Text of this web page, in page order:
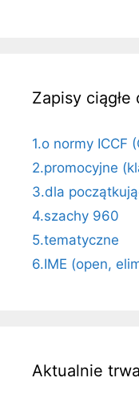
Zapisy
1.o normy ICCF
2.promocyjne
3.dla
4.szachy 960
5.tematyczne
6.IME (open,
Aktualnie